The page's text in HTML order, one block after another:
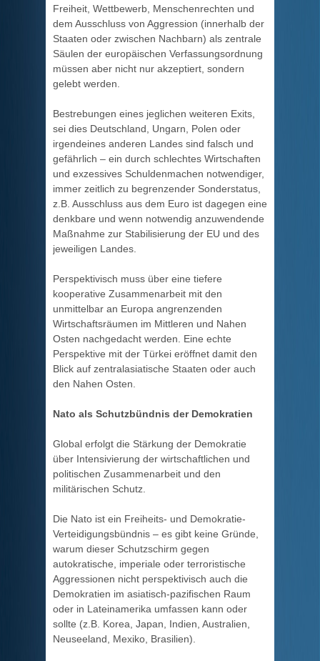
Freiheit, Wettbewerb, Menschenrechten und
dem Ausschluss von Aggression (innerhalb der
Staaten oder zwischen Nachbarn) als zentrale
Säulen der europäischen Verfassungsordnung
müssen aber nicht nur akzeptiert, sondern
gelebt werden.
Bestrebungen eines jeglichen weiteren Exits,
sei dies Deutschland, Ungarn, Polen oder
irgendeines anderen Landes sind falsch und
gefährlich – ein durch schlechtes Wirtschaften
und exzessives Schuldenmachen notwendiger,
immer zeitlich zu begrenzender Sonderstatus,
z.B. Ausschluss aus dem Euro ist dagegen eine
denkbare und wenn notwendig anzuwendende
Maßnahme zur Stabilisierung der EU und des
jeweiligen Landes.
Perspektivisch muss über eine tiefere
kooperative Zusammenarbeit mit den
unmittelbar an Europa angrenzenden
Wirtschaftsräumen im Mittleren und Nahen
Osten nachgedacht werden. Eine echte
Perspektive mit der Türkei eröffnet damit den
Blick auf zentralasiatische Staaten oder auch
den Nahen Osten.
Nato als Schutzbündnis der Demokratien
Global erfolgt die Stärkung der Demokratie
über Intensivierung der wirtschaftlichen und
politischen Zusammenarbeit und den
militärischen Schutz.
Die Nato ist ein Freiheits- und Demokratie-
Verteidigungsbündnis – es gibt keine Gründe,
warum dieser Schutzschirm gegen
autokratische, imperiale oder terroristische
Aggressionen nicht perspektivisch auch die
Demokratien im asiatisch-pazifischen Raum
oder in Lateinamerika umfassen kann oder
sollte (z.B. Korea, Japan, Indien, Australien,
Neuseeland, Mexiko, Brasilien).